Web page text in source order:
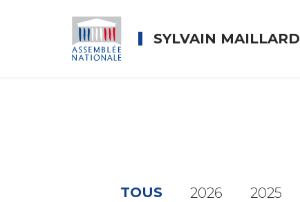
SYLVAIN MAILLARD
TOUS 2026 2025